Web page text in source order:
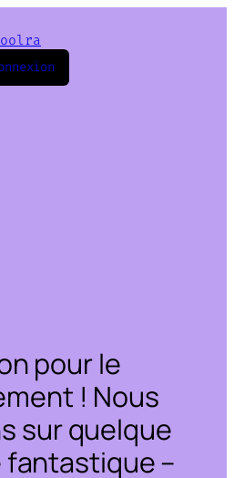
pour le
! Nous
sur quelque
fantastique –